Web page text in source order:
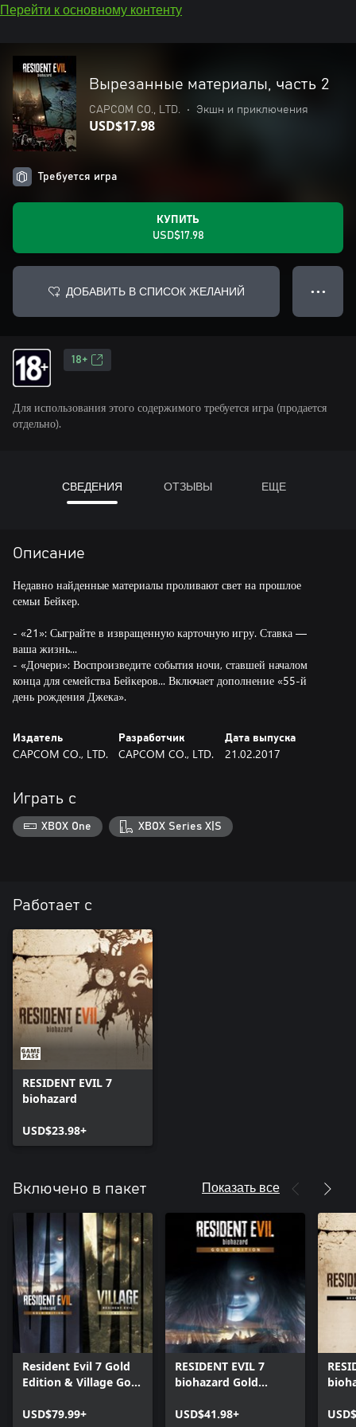
Перейти к основному контенту
Вырезанные материалы, часть 2
CAPCOM CO., LTD. • Экшн и приключения
USD$17.98
Требуется игра
КУПИТЬ
USD$17.98
ДОБАВИТЬ В СПИСОК ЖЕЛАНИЙ ● ● ●
18+
Для использования этого содержимого требуется игра (продается
отдельно).
СВЕДЕНИЯ ОТЗЫВЫ ЕЩЕ
Описание
Недавно найденные материалы проливают свет на прошлое
семьи Бейкер.
- «21»: Сыграйте в извращенную карточную игру. Ставка —
ваша жизнь...
- «Дочери»: Воспроизведите события ночи, ставшей началом
конца для семейства Бейкеров... Включает дополнение «55-й
день рождения Джека».
Издатель
CAPCOM CO., LTD.
Разработчик
CAPCOM CO., LTD.
Дата выпуска
21.02.2017
Играть с
XBOX One XBOX Series X|S
Работает с
RESIDENT EVIL 7
biohazard
USD$23.98+
Включено в пакет Показать все
Resident Evil 7 Gold
Edition & Village Gold
USD$79.99+
RESIDENT EVIL 7
biohazard Gold
USD$41.98+